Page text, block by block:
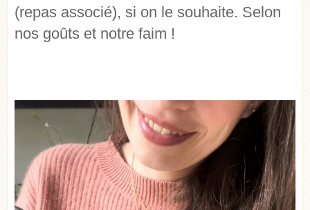
(repas associé), si on le souhaite. Selon
nos goûts et notre faim !